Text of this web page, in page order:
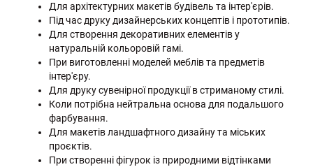
Для архітектурних макетів будівель та інтер'єрів.
Під час друку дизайнерських концептів і прототипів.
Для створення декоративних елементів у
натуральній кольоровій гамі.
При виготовленні моделей меблів та предметів
інтер'єру.
Для друку сувенірної продукції в стриманому стилі.
Коли потрібна нейтральна основа для подальшого
фарбування.
Для макетів ландшафтного дизайну та міських
проєктів.
При створенні фігурок із природними відтінками